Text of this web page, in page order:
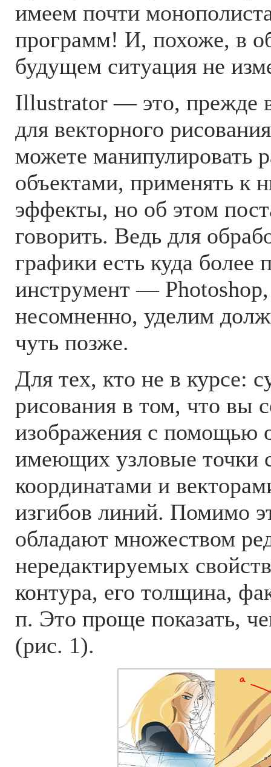
имеем почти
программ! И, похоже, в
будущем ситуация не
Illustrator — это, прежде
для векторного
можете манипулировать
объектами, применять к
эффекты, но об этом
говорить. Ведь для
графики есть куда более
инструмент —
несомненно, уделим
чуть позже.
Для тех, кто не в курсе:
рисования в том, что вы
изображения с помощью
имеющих узловые точки
координатами и
изгибов линий. Помимо
обладают множеством
нередактируемых
контура, его толщина,
п. Это проще показать,
(рис. 1).